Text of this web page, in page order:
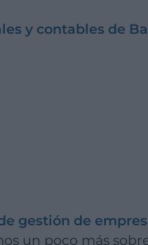
y contables de
gestión de
un poco más